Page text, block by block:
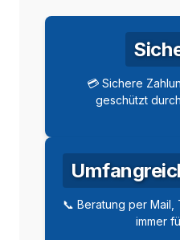
💳 Sichere
geschützt
📞 Beratung per
immer